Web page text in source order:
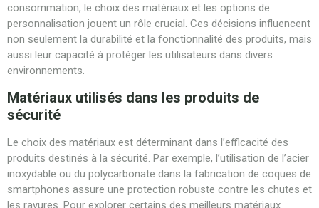
consommation, le choix des matériaux et les options de
personnalisation jouent un rôle crucial. Ces décisions influencent
non seulement la durabilité et la fonctionnalité des produits, mais
aussi leur capacité à protéger les utilisateurs dans divers
environnements.
Matériaux utilisés dans les produits de
sécurité
Le choix des matériaux est déterminant dans l’efficacité des
produits destinés à la sécurité. Par exemple, l’utilisation de l’acier
inoxydable ou du polycarbonate dans la fabrication de coques de
smartphones assure une protection robuste contre les chutes et
les rayures. Pour explorer certains des meilleurs matériaux